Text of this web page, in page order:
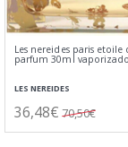
Les nereides paris etoile
parfum 30ml
LES NEREIDES
36,48€ 70,50€